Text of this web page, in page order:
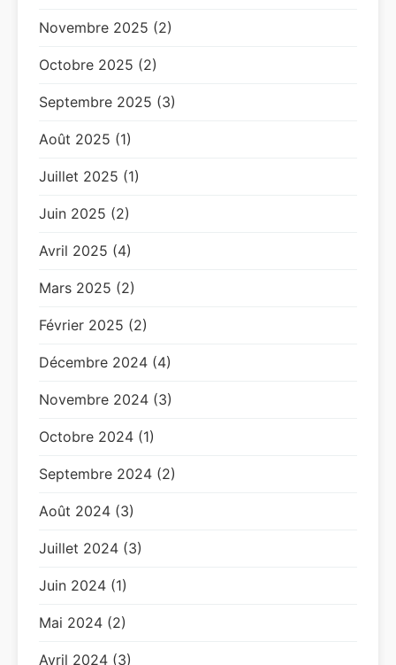
Novembre 2025 (2)
Octobre 2025 (2)
Septembre 2025 (3)
Août 2025 (1)
Juillet 2025 (1)
Juin 2025 (2)
Avril 2025 (4)
Mars 2025 (2)
Février 2025 (2)
Décembre 2024 (4)
Novembre 2024 (3)
Octobre 2024 (1)
Septembre 2024 (2)
Août 2024 (3)
Juillet 2024 (3)
Juin 2024 (1)
Mai 2024 (2)
Avril 2024 (3)